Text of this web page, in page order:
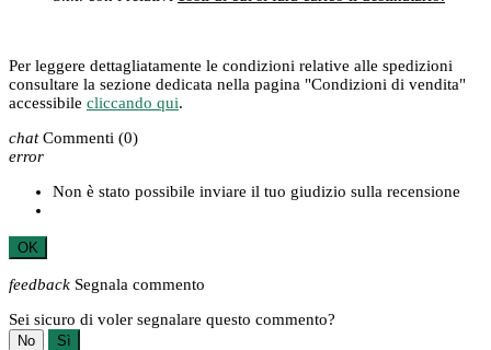
Per leggere dettagliatamente le condizioni relative alle spedizioni
consultare la sezione dedicata nella pagina "Condizioni di vendita"
accessibile cliccando qui.
chat Commenti (0)
error
Non è stato possibile inviare il tuo giudizio sulla recensione
OK
feedback Segnala commento
Sei sicuro di voler segnalare questo commento?
No Sì